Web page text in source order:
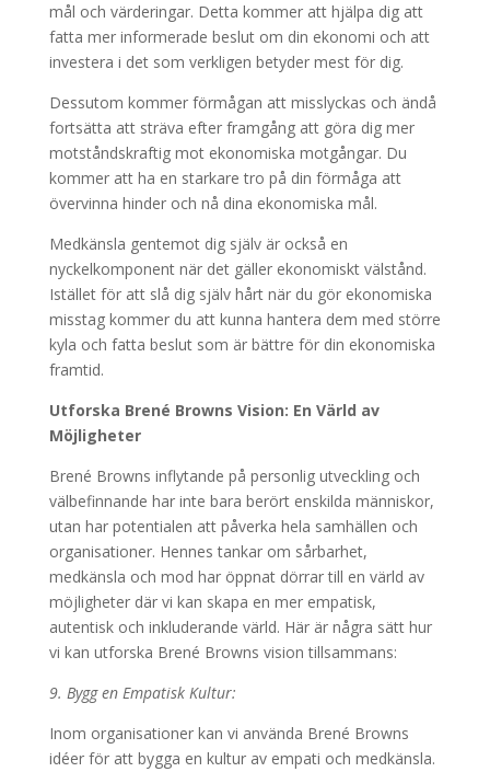
mål och värderingar. Detta kommer att hjälpa dig att
fatta mer informerade beslut om din ekonomi och att
investera i det som verkligen betyder mest för dig.
Dessutom kommer förmågan att misslyckas och ändå
fortsätta att sträva efter framgång att göra dig mer
motståndskraftig mot ekonomiska motgångar. Du
kommer att ha en starkare tro på din förmåga att
övervinna hinder och nå dina ekonomiska mål.
Medkänsla gentemot dig själv är också en
nyckelkomponent när det gäller ekonomiskt välstånd.
Istället för att slå dig själv hårt när du gör ekonomiska
misstag kommer du att kunna hantera dem med större
kyla och fatta beslut som är bättre för din ekonomiska
framtid.
Utforska Brené Browns Vision: En Värld av
Möjligheter
Brené Browns inflytande på personlig utveckling och
välbefinnande har inte bara berört enskilda människor,
utan har potentialen att påverka hela samhällen och
organisationer. Hennes tankar om sårbarhet,
medkänsla och mod har öppnat dörrar till en värld av
möjligheter där vi kan skapa en mer empatisk,
autentisk och inkluderande värld. Här är några sätt hur
vi kan utforska Brené Browns vision tillsammans:
9. Bygg en Empatisk Kultur:
Inom organisationer kan vi använda Brené Browns
idéer för att bygga en kultur av empati och medkänsla.